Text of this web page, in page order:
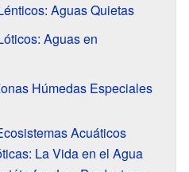
Aguas Quietas
Aguas en
Húmedas Especiales
Acuáticos
La Vida en el Agua